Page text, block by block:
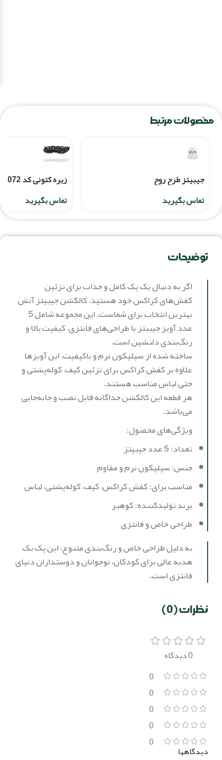
محصولات مرتبط
جیبیتز طرح روح
تماس بگیرید
زیره کتونی کد 20072
تماس بگیرید
توضیحات
اگر به دنبال یک پک کامل و جذاب برای تزئین
کفش‌های کراکس خود هستید، کالکشن جیبیتز آتش
بهترین انتخاب برای شماست. این مجموعه شامل 5
عدد آویز جیببتز با طراحی‌های فانتزی، کیفیت بالا و
رنگ‌بندی دلنشین است.
ساخته شده از سیلیکون نرم و باکیفیت، این آویزها
علاوه بر کفش کراکس برای تزئین کیف، کوله‌پشتی و
حتی لباس مناسب هستند.
هر قطعه این کالکشن جداگانه قابل نصب و جابه‌جایی
می‌باشد.
ویژگی‌های محصول:
تعداد: 5 عدد جیبیتز
جنس: سیلیکون نرم و مقاوم
مناسب برای: کفش کراکس، کیف، کوله‌پشتی، لباس
برند تولیدکننده: کوهبر
طراحی خاص و فانتزی
به دلیل طراحی خاص و رنگ‌بندی متنوع، این پک یک
هدیه عالی برای کودکان، نوجوانان و دوستداران دنیای
فانتزی است.
نظرات (0)
0 دیدگاه
0
0
0
0
0
دیدگاهها